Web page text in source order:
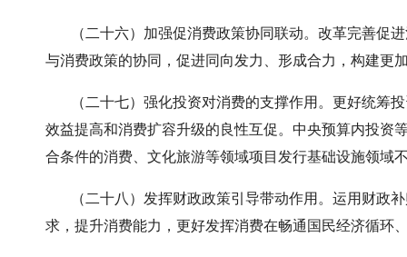
（二十六）加强促消费政策协同联动。改革完善促进
与消费政策的协同，促进同向发力、形成合力，构建更
（二十七）强化投资对消费的支撑作用。更好统筹投
效益提高和消费扩容升级的良性互促。中央预算内投资
合条件的消费、文化旅游等领域项目发行基础设施领域
（二十八）发挥财政政策引导带动作用。运用财政补
求，提升消费能力，更好发挥消费在畅通国民经济循环